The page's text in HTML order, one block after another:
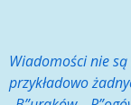
Wiadomości nie
przykładowo